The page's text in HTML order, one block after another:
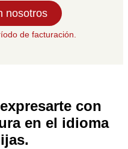
nosotros
de facturación.
con
en el idioma